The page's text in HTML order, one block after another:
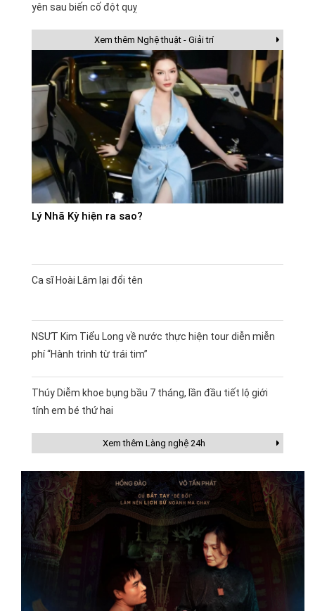
yên sau biến cố đột quỵ
Xem thêm Nghệ thuật - Giải trí
Lý Nhã Kỳ hiện ra sao?
Ca sĩ Hoài Lâm lại đổi tên
NSƯT Kim Tiểu Long về nước thực hiện tour diễn miễn
phí “Hành trình từ trái tim”
Thúy Diễm khoe bụng bầu 7 tháng, lần đầu tiết lộ giới
tính em bé thứ hai
Xem thêm Làng nghệ 24h